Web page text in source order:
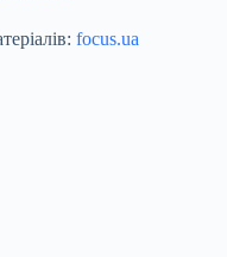
focus.ua